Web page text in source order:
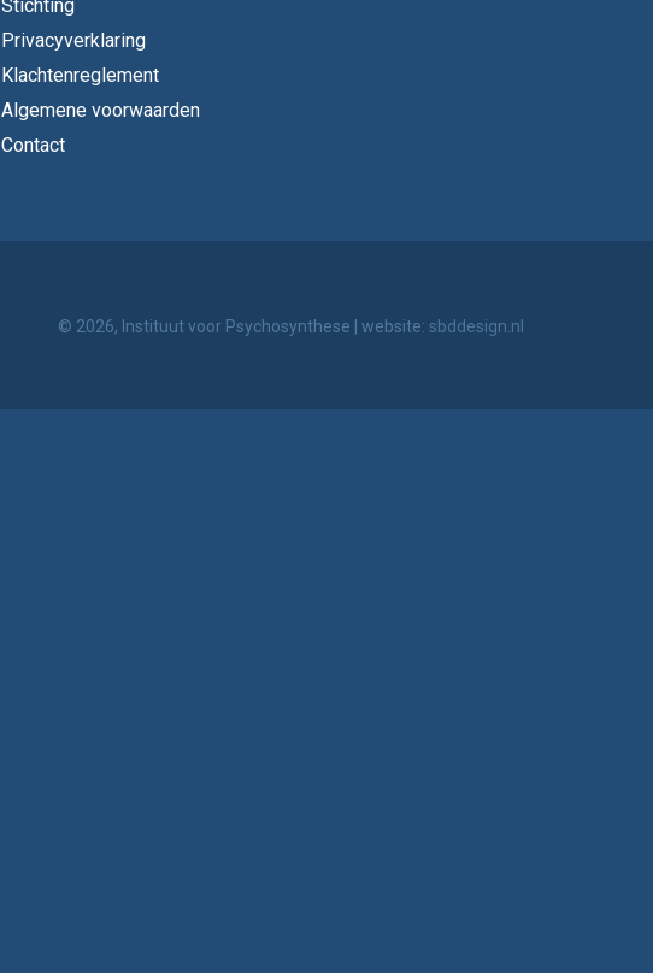
Stichting
Privacyverklaring
Klachtenreglement
Algemene voorwaarden
Contact
© 2026, Instituut voor Psychosynthese website: sbddesign.nl